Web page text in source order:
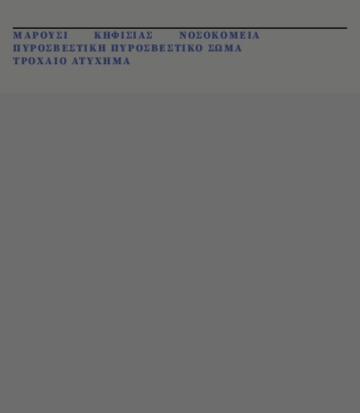
ΜΑΡΟΥΣΙ ΚΗΦΙΣΙΑΣ
ΝΟΣΟΚΟΜΕΙΑ
ΠΥΡΟΣΒΕΣΤΙΚΗ ΠΥΡΟΣΒΕΣΤΙΚΟ ΣΩΜΑ
ΤΡΟΧΑΙΟ ΑΤΥΧΗΜΑ